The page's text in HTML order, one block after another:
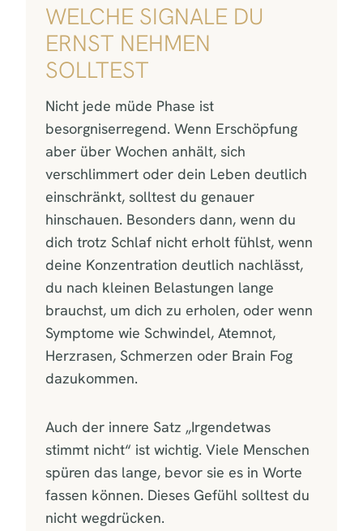
WELCHE SIGNALE DU
ERNST NEHMEN
SOLLTEST
Nicht jede müde Phase ist
besorgniserregend. Wenn Erschöpfung
aber über Wochen anhält, sich
verschlimmert oder dein Leben deutlich
einschränkt, solltest du genauer
hinschauen. Besonders dann, wenn du
dich trotz Schlaf nicht erholt fühlst, wenn
deine Konzentration deutlich nachlässt,
du nach kleinen Belastungen lange
brauchst, um dich zu erholen, oder wenn
Symptome wie Schwindel, Atemnot,
Herzrasen, Schmerzen oder Brain Fog
dazukommen.
Auch der innere Satz „Irgendetwas
stimmt nicht“ ist wichtig. Viele Menschen
spüren das lange, bevor sie es in Worte
fassen können. Dieses Gefühl solltest du
nicht wegdrücken.